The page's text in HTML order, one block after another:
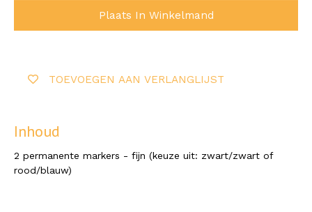
Plaats In Winkelmand
TOEVOEGEN AAN VERLANGLIJST
Inhoud
2 permanente markers - fijn (keuze uit: zwart/zwart of
rood/blauw)